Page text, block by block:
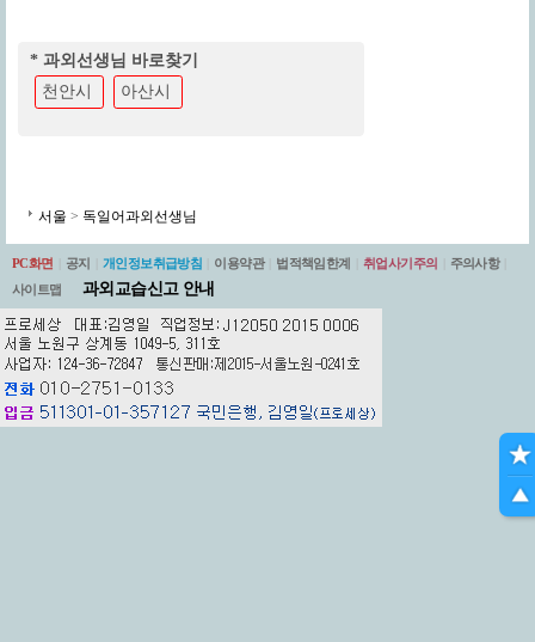
* 과외선생님 바로찾기
천안시
아산시
서울 > 독일어과외선생님
PC화면 공지 개인정보취급방침 이용약관 법적책임한계 취업사기주의 주의사항
사이트맵
과외교습신고 안내